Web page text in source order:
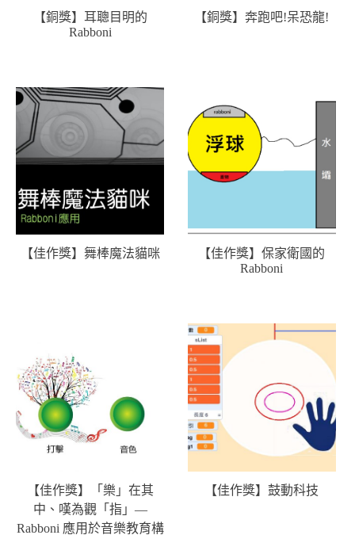
【銅獎】耳聰目明的
Rabboni
【銅獎】奔跑吧!呆恐龍!
【佳作獎】舞棒魔法貓咪
【佳作獎】保家衛國的
Rabboni
【佳作獎】「樂」在其
中、嘆為觀「指」—
Rabboni 應用於音樂教育構
【佳作獎】鼓動科技